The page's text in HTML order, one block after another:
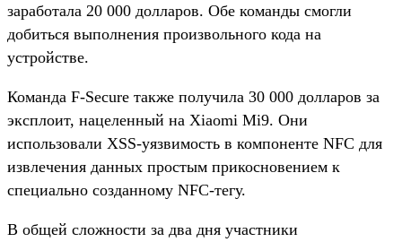
заработала 20 000 долларов. Обе команды смогли
добиться выполнения произвольного кода на
устройстве.
Команда F-Secure также получила 30 000 долларов за
эксплоит, нацеленный на Xiaomi Mi9. Они
использовали XSS-уязвимость в компоненте NFC для
извлечения данных простым прикосновением к
специально созданному NFC-тегу.
В общей сложности за два дня участники